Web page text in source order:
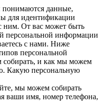
данные,
для идентификации
ним. От вас может быть
персональной информации
с нами. Ниже
персональной
и как мы можем
Какую персональную
мы можем собирать
ваши имя, номер телефона,